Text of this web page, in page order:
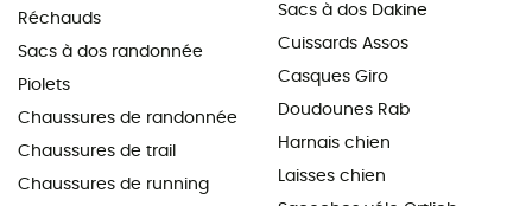
Réchauds
Sacs à dos randonnée
Piolets
Chaussures de randonnée
Chaussures de trail
Chaussures de running
Sacs à dos Dakine
Cuissards Assos
Casques Giro
Doudounes Rab
Harnais chien
Laisses chien